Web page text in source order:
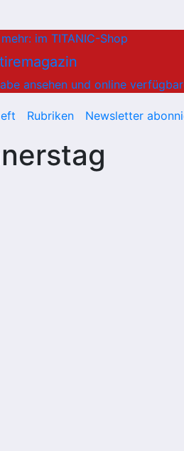
im TITANIC-Shop
ansehen und online
Rubriken Newsletter